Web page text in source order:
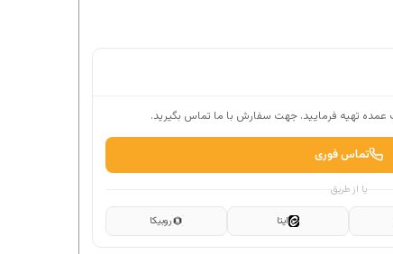
تهیه فرمایید. جهت سفارش با ما تماس بگیرید.
تماس فوری
یا از طریق
ایتا روبیکا